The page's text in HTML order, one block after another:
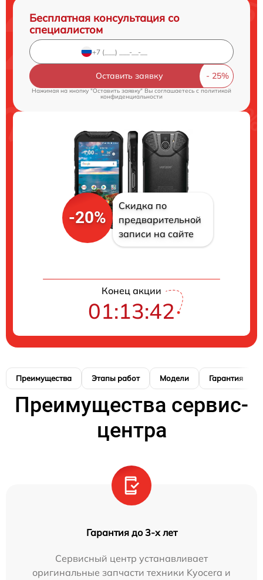
Бесплатная консультация со
специалистом
Оставить заявку
Нажимая на кнопку "Оставить заявку" Вы соглашаетесь cполитикой
конфиденциальности
-20%
Скидка по
предварительной
записи на сайте
Конец акции
01:13:41
Преимущества Этапы работ Модели Гарантия
Преимущества сервис-
центра
Гарантия до 3-х лет
Сервисный центр устанавливает
оригинальные запчасти техники Kyocera и